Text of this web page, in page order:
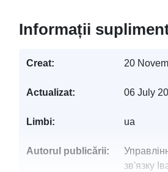
Informații
Creat: 20
Actualizat: 06 July
Limbi: ua
Autorul publicării:
зв'язку